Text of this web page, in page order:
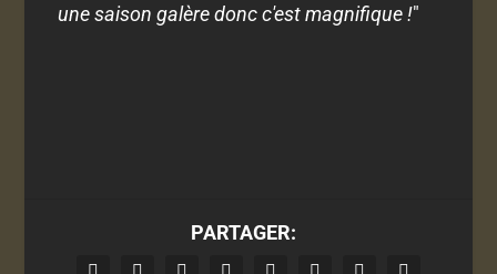
une saison galère donc c'est magnifique !"
PARTAGER: